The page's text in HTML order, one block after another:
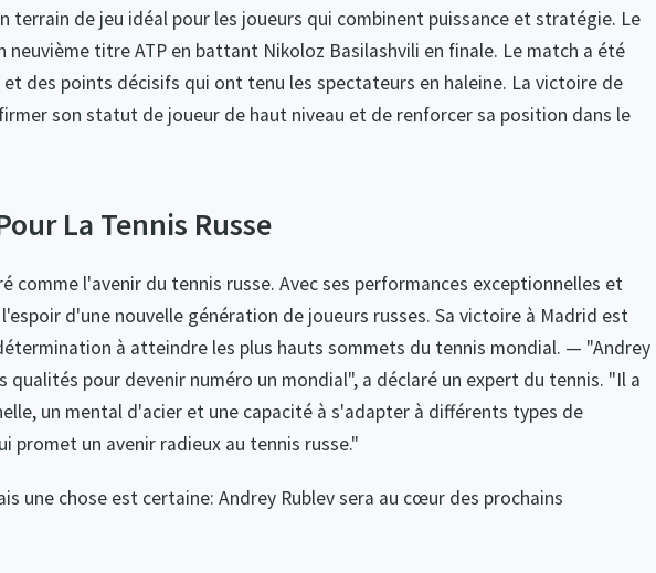
terrain de jeu idéal pour les joueurs qui combinent puissance et stratégie. Le
neuvième titre ATP en battant Nikoloz Basilashvili en finale. Le match a été
des points décisifs qui ont tenu les spectateurs en haleine. La victoire de
son statut de joueur de haut niveau et de renforcer sa position dans le
La Tennis Russe
comme l'avenir du tennis russe. Avec ses performances exceptionnelles et
d'une nouvelle génération de joueurs russes. Sa victoire à Madrid est
à atteindre les plus hauts sommets du tennis mondial. — "Andrey
qualités pour devenir numéro un mondial", a déclaré un expert du tennis. "Il a
un mental d'acier et une capacité à s'adapter à différents types de
promet un avenir radieux au tennis russe."
une chose est certaine: Andrey Rublev sera au cœur des prochains